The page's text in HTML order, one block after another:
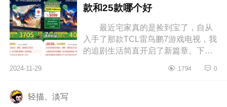
款和25款哪个好
最近宅家真的是捡到宝了，自从
入手了那款TCL雷鸟鹏7游戏电视，我
的追剧生活简直开启了新篇章。下面
区别？鹏724款和25款哪个好 鹏
2024-11-29 1794 0
轻描、淡写